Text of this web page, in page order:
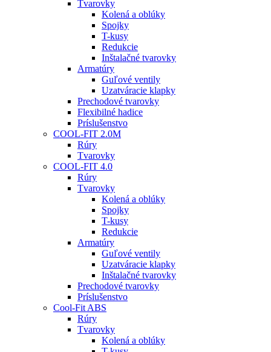
Tvarovky
Kolená a oblúky
Spojky
T-kusy
Redukcie
Inštalačné tvarovky
Armatúry
Guľové ventily
Uzatváracie klapky
Prechodové tvarovky
Flexibilné hadice
Príslušenstvo
COOL-FIT 2.0M
Rúry
Tvarovky
COOL-FIT 4.0
Rúry
Tvarovky
Kolená a oblúky
Spojky
T-kusy
Redukcie
Armatúry
Guľové ventily
Uzatváracie klapky
Inštalačné tvarovky
Prechodové tvarovky
Príslušenstvo
Cool-Fit ABS
Rúry
Tvarovky
Kolená a oblúky